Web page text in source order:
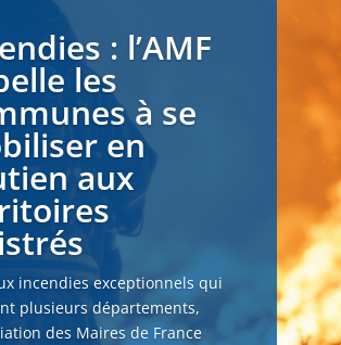
: l’AMF
les
à se
en
aux
incendies exceptionnels qui
plusieurs départements,
des Maires de France